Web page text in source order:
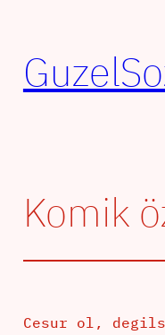
Komik
Cesur ol,